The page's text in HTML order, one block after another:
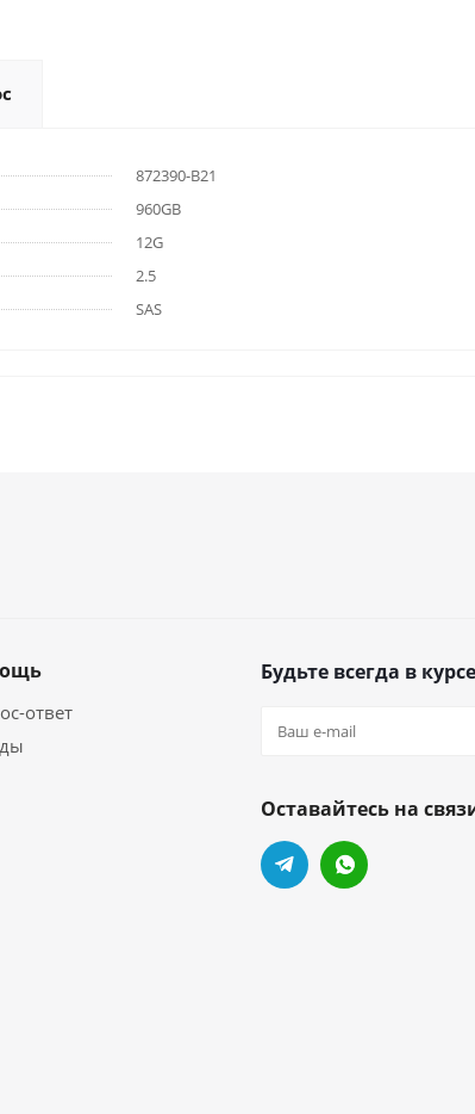
872390-B21
960GB
12G
2.5
SAS
ответ
Будьте всегда в
Оставайтесь на